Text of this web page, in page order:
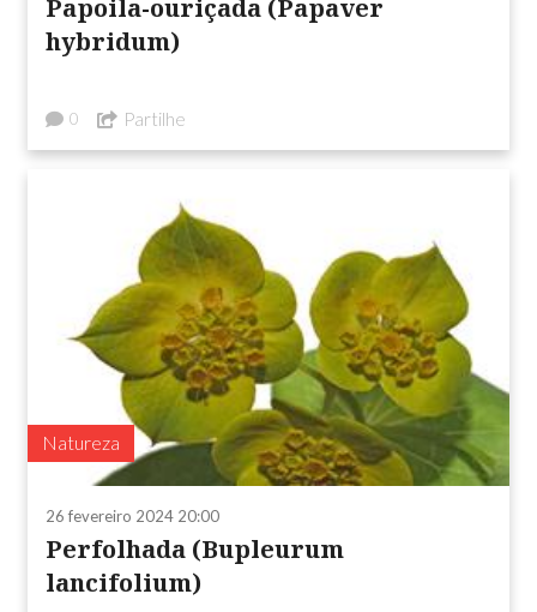
Papoila-ouriçada (Papaver
hybridum)
0 Partilhe
Natureza
26 fevereiro 2024 20:00
Perfolhada (Bupleurum
lancifolium)